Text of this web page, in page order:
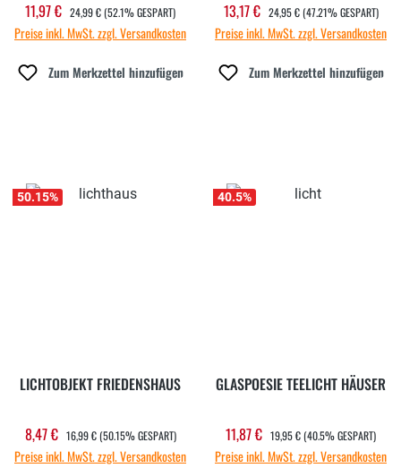
Verkaufspreis:
11,97 € REGULÄRER PREIS:
24,99 €(52.1% GESPART)
Preise inkl. MwSt. zzgl. Versandkosten
Zum Merkzettel hinzufügen
Verkaufspreis:
13,17 € REGULÄRER PREIS:
24,95 € (47.21% GESPART)
Preise inkl. MwSt. zzgl. Versandkosten
Zum Merkzettel hinzufügen
50.15%
LICHTOBJEKT FRIEDENSHAUS
Verkaufspreis:
8,47 € REGULÄRER PREIS:
16,99 € (50.15% GESPART)
Preise inkl. MwSt. zzgl. Versandkosten
40.5%
GLASPOESIE TEELICHT HÄUSER
Verkaufspreis:
11,87 € REGULÄRER PREIS:
19,95 €(40.5% GESPART)
Preise inkl. MwSt. zzgl. Versandkosten